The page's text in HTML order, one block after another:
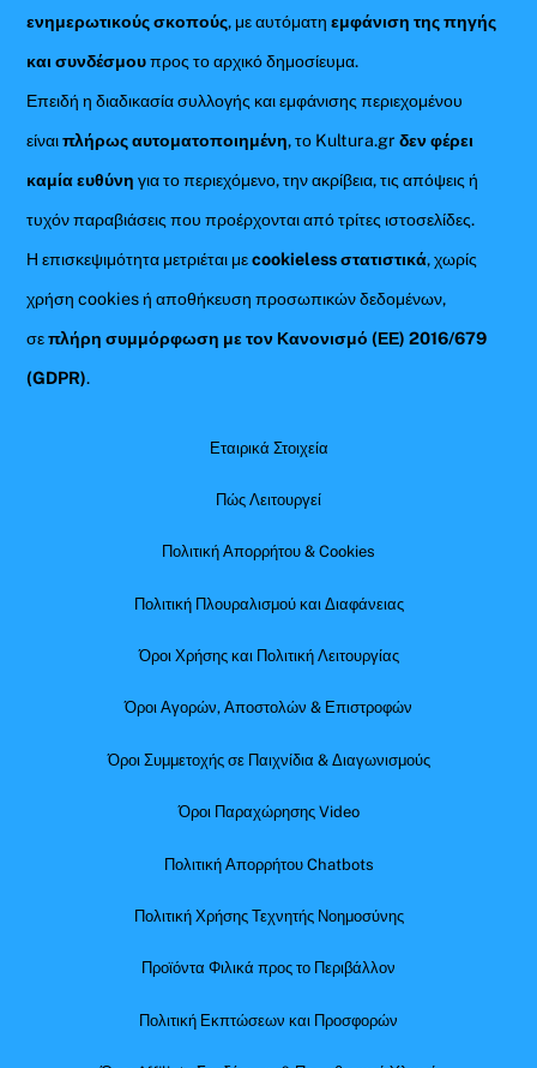
ενημερωτικούς σκοπούς, με αυτόματηεμφάνιση της πηγής
και συνδέσμουπρος το αρχικό δημοσίευμα.
Επειδή η διαδικασία συλλογής και εμφάνισης περιεχομένου
είναιπλήρως αυτοματοποιημένη, το Kultura.grδεν φέρει
καμία ευθύνη για το περιεχόμενο, την ακρίβεια, τις απόψεις ή
τυχόν παραβιάσεις που προέρχονται από τρίτες ιστοσελίδες.
Η επισκεψιμότητα μετριέται μεcookieless στατιστικά, χωρίς
χρήση cookies ή αποθήκευση προσωπικών δεδομένων,
σεπλήρη συμμόρφωση με τον Κανονισμό (ΕΕ) 2016/679
(GDPR).
Εταιρικά Στοιχεία
Πώς Λειτουργεί
Πολιτική Απορρήτου & Cookies
Πολιτική Πλουραλισμού και Διαφάνειας
Όροι Χρήσης και Πολιτική Λειτουργίας
Όροι Αγορών, Αποστολών & Επιστροφών
Όροι Συμμετοχής σε Παιχνίδια & Διαγωνισμούς
Όροι Παραχώρησης Video
Πολιτική Απορρήτου Chatbots
Πολιτική Χρήσης Τεχνητής Νοημοσύνης
Προϊόντα Φιλικά προς το Περιβάλλον
Πολιτική Εκπτώσεων και Προσφορών